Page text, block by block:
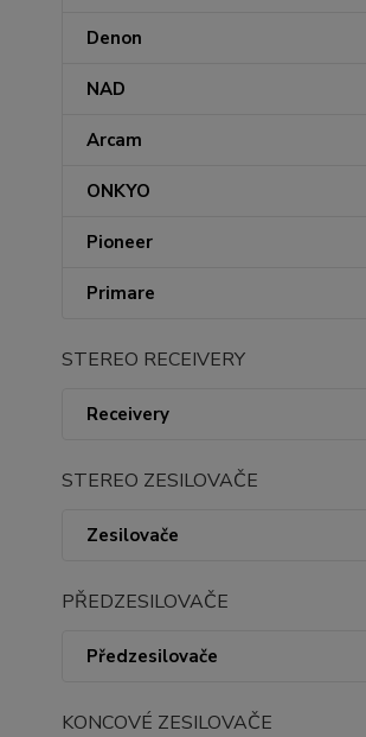
Denon
NAD
Arcam
ONKYO
Pioneer
Primare
STEREO RECEIVERY
Receivery
STEREO ZESILOVAČE
Zesilovače
PŘEDZESILOVAČE
Předzesilovače
KONCOVÉ ZESILOVAČE